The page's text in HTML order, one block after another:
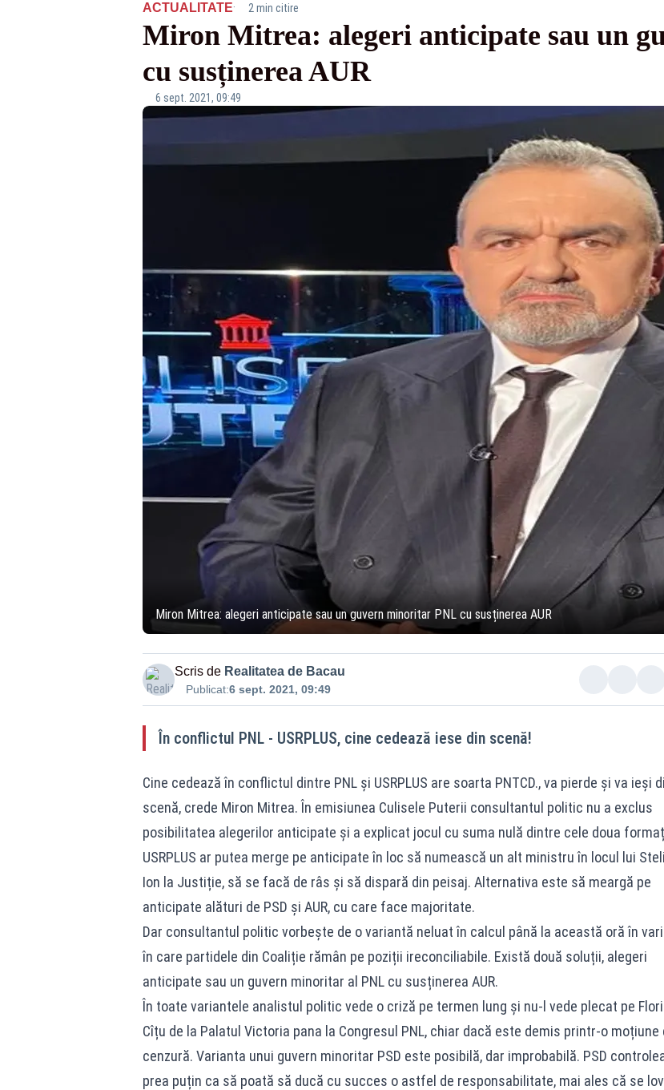
ACTUALITATE· 2 min citire
Miron Mitrea: alegeri anticipate sau un
cu susținerea AUR
6 sept. 2021, 09:49
Miron Mitrea: alegeri anticipate sau un guvern minoritar PNL cu susținerea AUR
Scris de Realitatea de Bacau
Publicat:6 sept. 2021, 09:49
În conflictul PNL - USRPLUS, cine cedează iese din scenă!
Cine cedează în conflictul dintre PNL și USRPLUS are soarta PNTCD., va pierde și va ieși
scenă, crede Miron Mitrea. În emisiunea Culisele Puterii consultantul politic nu a exclus
posibilitatea alegerilor anticipate și a explicat jocul cu suma nulă dintre cele doua
USRPLUS ar putea merge pe anticipate în loc să numească un alt ministru în locul lui
Ion la Justiție, să se facă de râs și să dispară din peisaj. Alternativa este să meargă pe
anticipate alături de PSD și AUR, cu care face majoritate.
Dar consultantul politic vorbește de o variantă neluat în calcul până la această oră în
în care partidele din Coaliție rămân pe poziții ireconciliabile. Există două soluții, alegeri
anticipate sau un guvern minoritar al PNL cu susținerea AUR.
În toate variantele analistul politic vede o criză pe termen lung și nu-l vede plecat pe
Cîțu de la Palatul Victoria pana la Congresul PNL, chiar dacă este demis printr-o moțiune
cenzură. Varianta unui guvern minoritar PSD este posibilă, dar improbabilă. PSD
prea puțin ca să poată să ducă cu succes o astfel de responsabilitate, mai ales că se